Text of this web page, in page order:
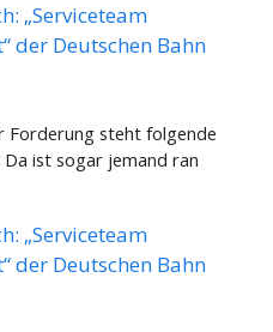
„Serviceteam
der Deutschen Bahn
Forderung steht folgende
ist sogar jemand ran
„Serviceteam
der Deutschen Bahn